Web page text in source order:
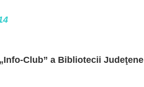
Club” a Bibliotecii